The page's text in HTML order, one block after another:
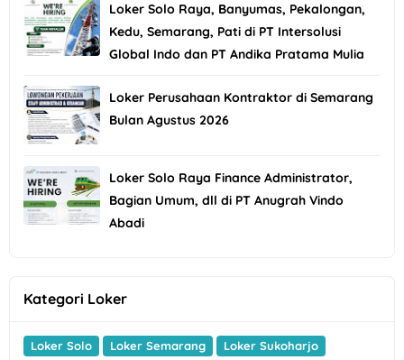
Loker Solo Raya, Banyumas, Pekalongan,
Kedu, Semarang, Pati di PT Intersolusi
Global Indo dan PT Andika Pratama Mulia
Loker Perusahaan Kontraktor di Semarang
Bulan Agustus 2026
Loker Solo Raya Finance Administrator,
Bagian Umum, dll di PT Anugrah Vindo
Abadi
Kategori Loker
Loker Solo Loker Semarang
Loker Sukoharjo